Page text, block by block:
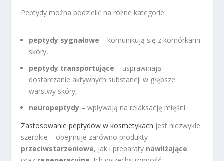
Peptydy można podzielić na różne kategorie:
peptydy sygnałowe – komunikują się z komórkami
skóry,
peptydy transportujące – usprawniają
dostarczanie aktywnych substancji w głębsze
warstwy skóry,
neuropeptydy – wpływają na relaksację mięśni.
Zastosowanie peptydów w kosmetykach jest niezwykle
szerokie – obejmuje zarówno produkty
przeciwstarzeniowe, jak i preparaty nawilżające